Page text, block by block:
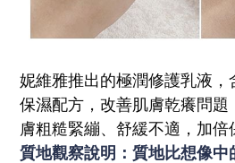
妮維雅推出的極潤修護乳液，
保濕配方，改善肌膚乾癢問
膚粗糙緊繃、舒緩不適，加倍
質地觀察說明：質地比想像